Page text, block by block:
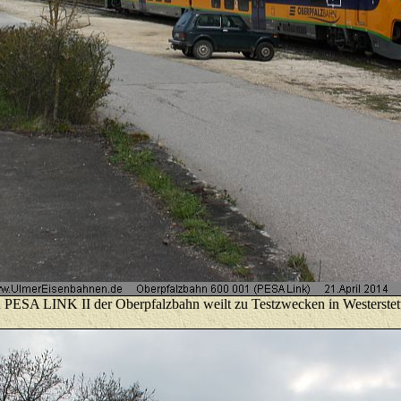
PESA LINK II der Oberpfalzbahn weilt zu Testzwecken in